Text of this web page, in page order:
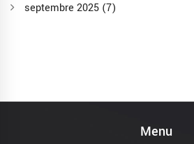
septembre 2025 (7)
Menu